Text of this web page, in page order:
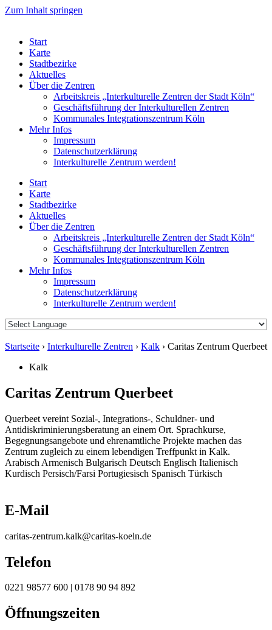
Zum Inhalt springen
Start
Karte
Stadtbezirke
Aktuelles
Über die Zentren
Arbeitskreis „Interkulturelle Zentren der Stadt Köln“
Geschäftsführung der Interkulturellen Zentren
Kommunales Integrationszentrum Köln
Mehr Infos
Impressum
Datenschutzerklärung
Interkulturelle Zentrum werden!
Start
Karte
Stadtbezirke
Aktuelles
Über die Zentren
Arbeitskreis „Interkulturelle Zentren der Stadt Köln“
Geschäftsführung der Interkulturellen Zentren
Kommunales Integrationszentrum Köln
Mehr Infos
Impressum
Datenschutzerklärung
Interkulturelle Zentrum werden!
Startseite › Interkulturelle Zentren › Kalk › Caritas Zentrum Querbeet
Kalk
Caritas Zentrum Querbeet
Querbeet vereint Sozial-, Integrations-, Schuldner- und
Antidiskriminierungsberatung an einem Ort. Sprachkurse,
Begegnungsangebote und ehrenamtliche Projekte machen das
Zentrum zugleich zu einem lebendigen Treffpunkt in Kalk.
Arabisch Armenisch Bulgarisch Deutsch Englisch Italienisch
Kurdisch Persisch/Farsi Portugiesisch Spanisch Türkisch
E-Mail
caritas-zentrum.kalk@caritas-koeln.de
Telefon
0221 98577 600 | 0178 90 94 892
Öffnungszeiten